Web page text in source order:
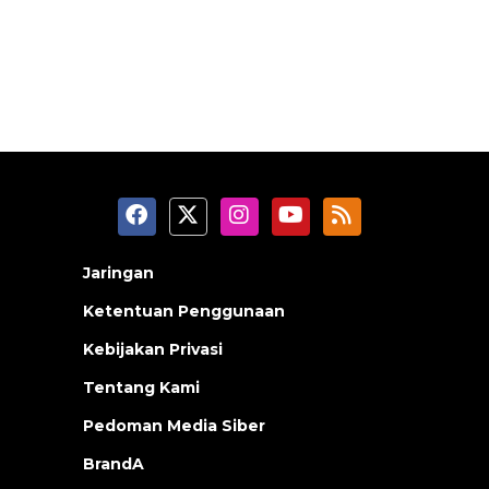
Jaringan
Ketentuan Penggunaan
Kebijakan Privasi
Tentang Kami
Pedoman Media Siber
BrandA